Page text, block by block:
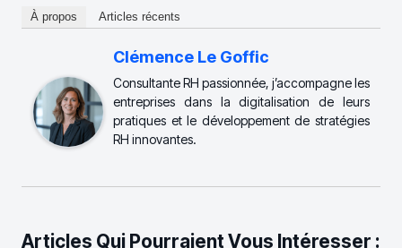
À propos Articles récents
Clémence Le Goffic
Consultante RH passionnée, j’accompagne les
entreprises dans la digitalisation de leurs
pratiques et le développement de stratégies
RH innovantes.
Articles Qui Pourraient Vous Intéresser :